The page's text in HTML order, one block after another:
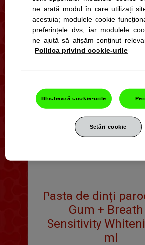
Pasta de dinți
Gum + Breath
Sensitivity
ml
ne arată modul în care utilizați
acestuia; modulele cookie
preferințele dvs, iar modulele
ne ajută să afișăm conținut
Politica privind cookie-urile
Blochează cookie-urile
Setări cookie